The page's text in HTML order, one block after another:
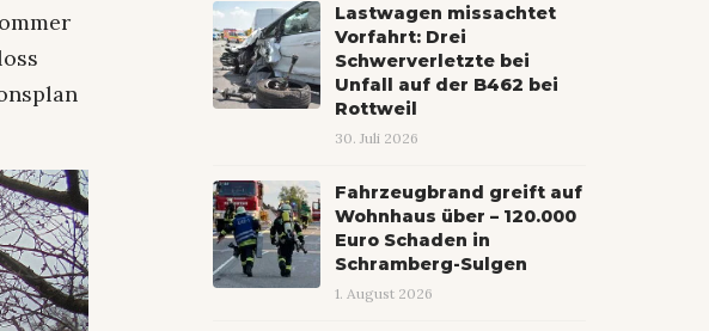
Lastwagen missachtet
Vorfahrt: Drei
Schwerverletzte bei
Unfall auf der B462 bei
Rottweil
30. Juli 2026
Fahrzeugbrand greift auf
Wohnhaus über – 120.000
Euro Schaden in
Schramberg-Sulgen
1. August 2026